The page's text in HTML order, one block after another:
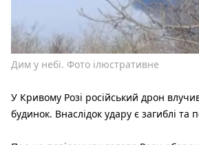
Дим у небі. Фото ілюстративне
У Кривому Розі російський дрон
будинок. Внаслідок удару є загиблі та